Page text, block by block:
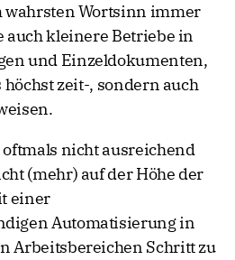
wahrsten Wortsinn immer
auch kleinere Betriebe in
und Einzeldokumenten,
zeit-, sondern auch
nicht ausreichend
(mehr) auf der Höhe der
einer
Automatisierung in
Arbeitsbereichen Schritt zu